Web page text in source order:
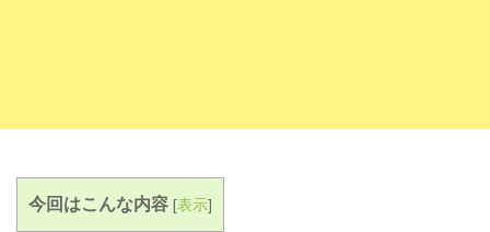
今回はこんな内容 [表示]